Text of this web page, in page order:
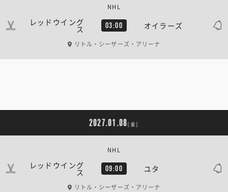
レッドウイング
ス 03:00 オイラーズ
NHL
リトル・シーザーズ・アリーナ
2027.01.08[金]
レッドウイング
ス 09:00 ユタ
NHL
リトル・シーザーズ・アリーナ